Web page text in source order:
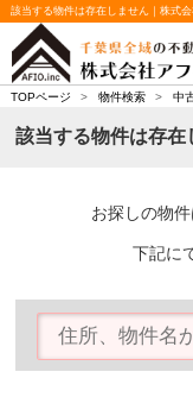
該当する物件は存在しません｜株式
TOPページ > 物件検索 > 中
該当する物件は存在
お探しの物
下記に